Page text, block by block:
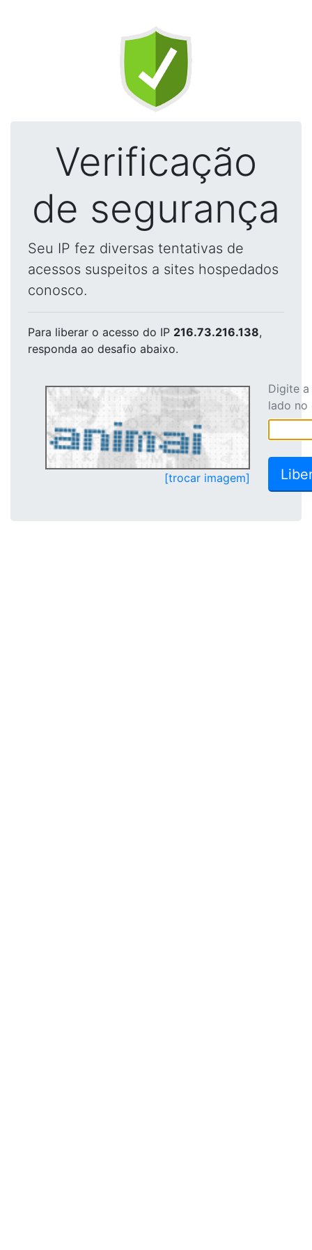
Verificação
de segurança
Seu IP fez diversas tentativas de
acessos suspeitos a sites hospedados
conosco.
Para liberar o acesso do IP 216.73.216.138,
responda ao desafio abaixo.
[trocar imagem]
Digite
lado no